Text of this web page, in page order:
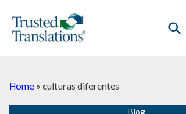
Home » culturas diferentes